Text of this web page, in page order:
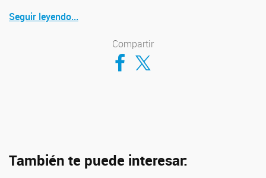
Seguir leyendo...
Compartir
Compartir en Facebook
Compartir en Twitter
También te puede interesar: